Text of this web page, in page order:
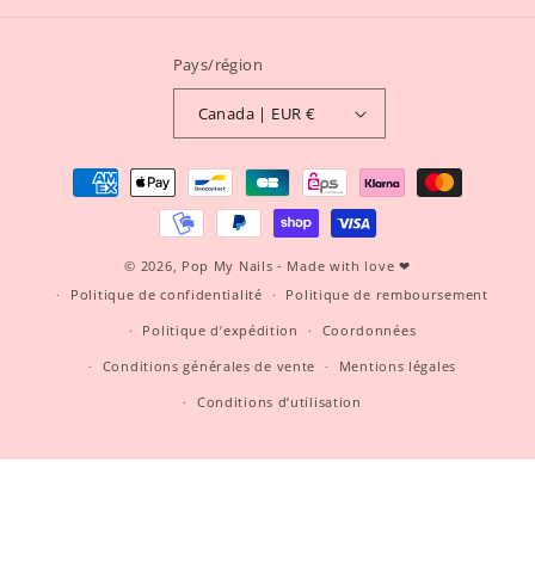
Pays/région
Canada | EUR €
Moyens
© 2026, Pop My Nails - Made with love ❤
Politique de confidentialité
Politique de remboursement
Politique d’expédition
Coordonnées
Conditions générales de vente
Mentions légales
Conditions d’utilisation